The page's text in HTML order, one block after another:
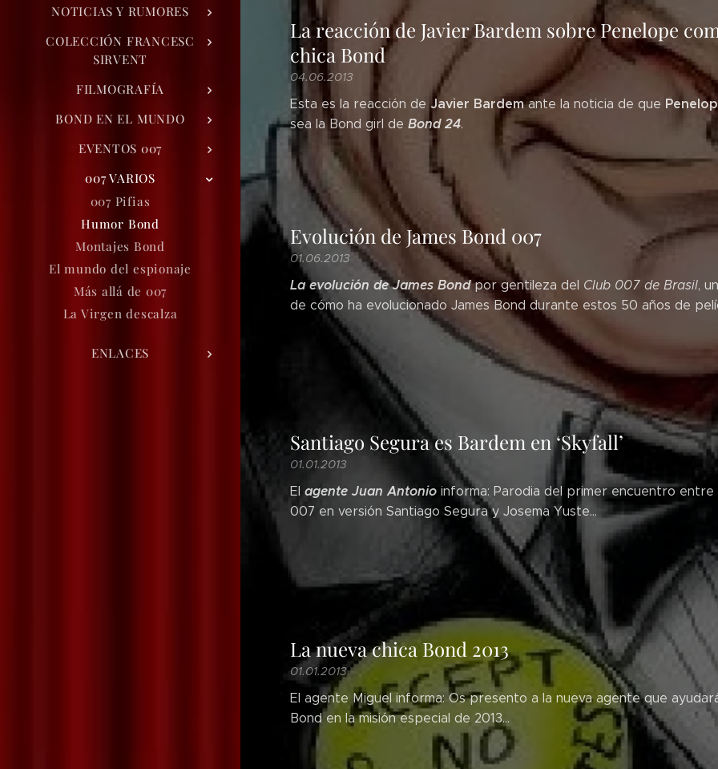
NOTICIAS Y RUMORES
COLECCIÓN FRANCESC
SIRVENT
FILMOGRAFÍA
BOND EN EL MUNDO
EVENTOS 007
007 VARIOS
007 Pifias
Humor Bond
Montajes Bond
El mundo del espionaje
Más allá de 007
La Virgen descalza
ENLACES
La reacción de Javier Bardem sobre Penelope
chica Bond
04.06.2013
Esta es la reacción deJavier Bardemante la noticia de que
sea la Bond girl de Bond 24.
Evolución de James Bond 007
01.06.2013
La evolución de James Bondpor gentileza del Club 007 de Brasil,
de cómo ha evolucionado James Bond durante estos 50 años de
Santiago Segura es Bardem en ‘Skyfall’
01.01.2013
El agente Juan Antonio informa: Parodia del primer encuentro entre
007 en versión Santiago Segura y Josema Yuste...
La nueva chica Bond 2013
01.01.2013
El agente Miguel informa: Os presento a la nueva agente que
Bond en la misión especial de 2013...